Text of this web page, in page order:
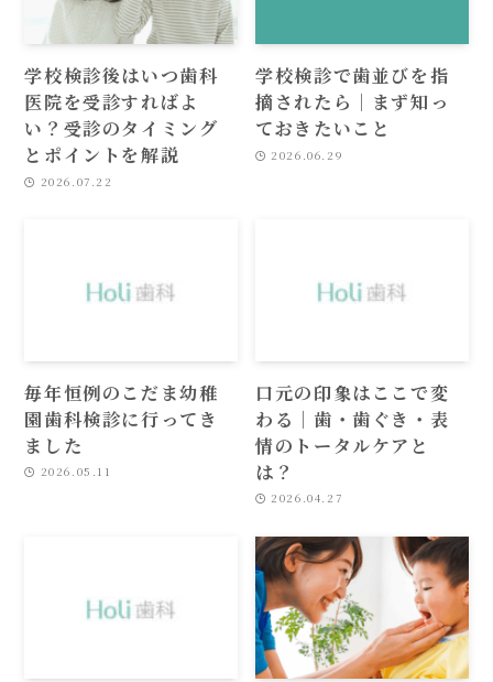
学校検診後はいつ歯科
医院を受診すればよ
い？受診のタイミング
とポイントを解説
2026.07.22
学校検診で歯並びを指
摘されたら｜まず知っ
ておきたいこと
2026.06.29
毎年恒例のこだま幼稚
園歯科検診に行ってき
ました
2026.05.11
口元の印象はここで変
わる｜歯・歯ぐき・表
情のトータルケアと
は？
2026.04.27